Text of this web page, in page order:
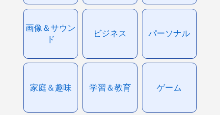
画像＆サウン
ド
ビジネス パーソナル
家庭＆趣味 学習＆教育 ゲーム